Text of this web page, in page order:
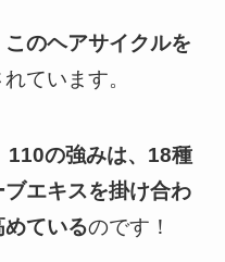
のヘアサイクルを
ています。
110の強みは、18種
エキスを掛け合わ
ているのです！